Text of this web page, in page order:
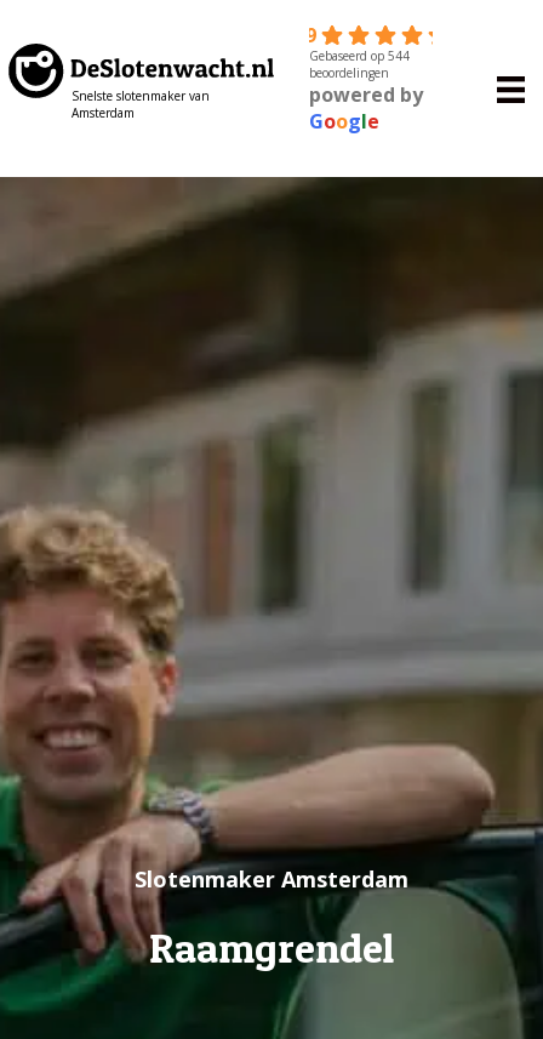
Snelste slotenmaker van
Amsterdam
4.9
Gebaseerd op 544
beoordelingen
powered by
Google
Slotenmaker Amsterdam
Raamgrendel